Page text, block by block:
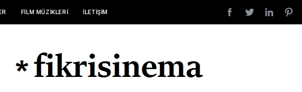
FILM MÜZIKLERI İLETIŞIM